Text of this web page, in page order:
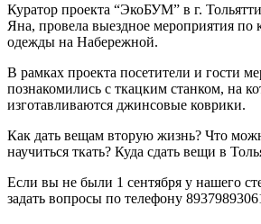
Куратор проекта “ЭкоБУМ” в г.
Яна, провела выездное мероприятия по
одежды на Набережной.
В рамках проекта посетители и гости
познакомились с ткацким станком, на
изготавливаются джинсовые коврики.
Как дать вещам вторую жизнь? Что
научиться ткать? Куда сдать вещи в
Если вы не были 1 сентября у нашего
задать вопросы по телефону